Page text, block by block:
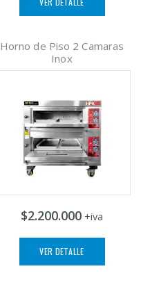
Horno de Piso 2 Camaras
Inox
$2.200.000 +iva
VER DETALLE